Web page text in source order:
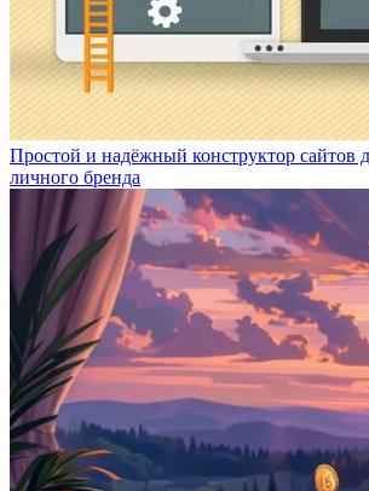
Простой и надёжный конструктор сайтов
личного бренда